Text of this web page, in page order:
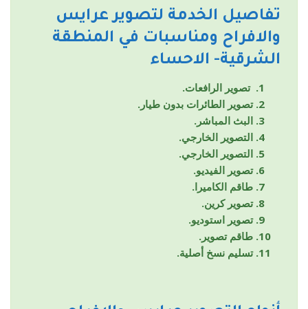
تفاصيل الخدمة لتصوير عرايس
والافراح ومناسبات في المنطقة
الشرقية- الاحساء
تصوير الرافعات.
تصوير الطائرات بدون طيار.
البث المباشر.
التصوير الخارجي.
التصوير الخارجي.
تصوير الفيديو.
طاقم الكاميرا.
تصوير كرين.
تصوير استوديو.
طاقم تصوير.
تسليم نسخ أصلية.